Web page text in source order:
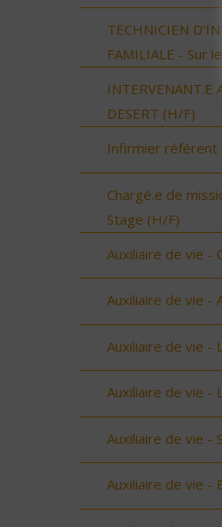
TECHNICIEN
FAMILIALE - Sur
INTERVENANT.E
DESERT (H/F)
Infirmier référent
Chargé.e de
Stage (H/F)
Auxiliaire de vie -
Auxiliaire de vie -
Auxiliaire de vie -
Auxiliaire de vie -
Auxiliaire de vie -
Auxiliaire de vie -